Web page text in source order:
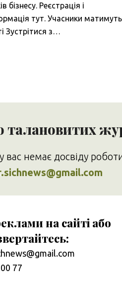
бізнесу. Реєстрація і
тут. Учасники матимуть
Зустрітися з…
вас немає досвіду
на сайті або
77